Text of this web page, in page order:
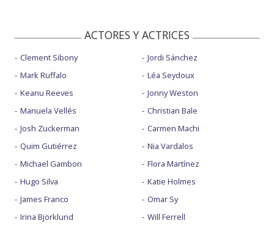
ACTORES Y ACTRICES
Clement Sibony
Mark Ruffalo
Keanu Reeves
Manuela Vellés
Josh Zuckerman
Quim Gutiérrez
Michael Gambon
Hugo Silva
James Franco
Irina Björklund
Jordi Sánchez
Léa Seydoux
Jonny Weston
Christian Bale
Carmen Machi
Nia Vardalos
Flora Martínez
Katie Holmes
Omar Sy
Will Ferrell